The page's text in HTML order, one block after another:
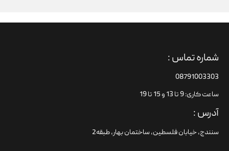
شماره تماس :
08791003303
ساعت کاری: 9 تا 13 و 15 تا 19
آدرس :
سنندج، خیابان فلسطین،‌ ساختمان بهار، طبقه2